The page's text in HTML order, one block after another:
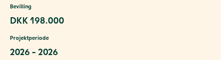
Bevilling
DKK 198.000
Projektperiode
2026 - 2026